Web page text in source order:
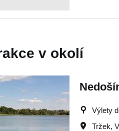
v okolí
Výlety
Tržek,